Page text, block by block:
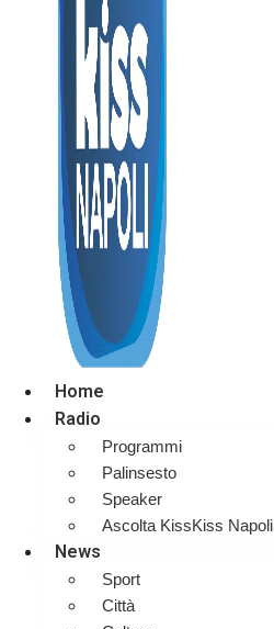
Home
Radio
Programmi
Palinsesto
Speaker
Ascolta KissKiss Napoli
News
Sport
Città